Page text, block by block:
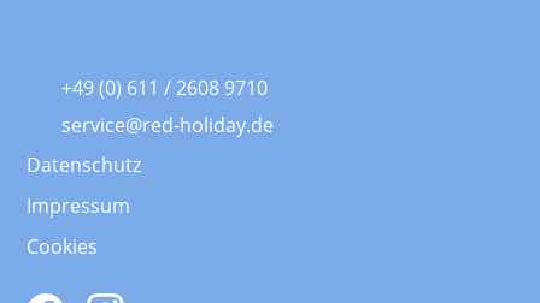
+49 (0) 611 / 2608 9710
service@red-holiday.de
Datenschutz
Impressum
Cookies